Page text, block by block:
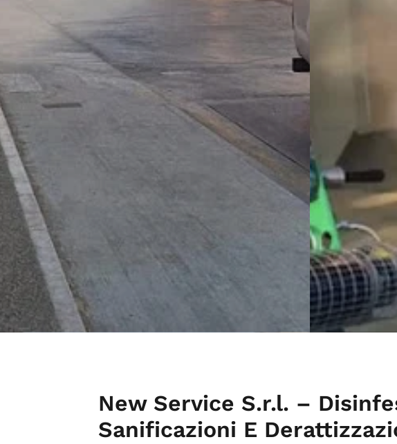
New Service S.r.l. –
Sanificazioni E